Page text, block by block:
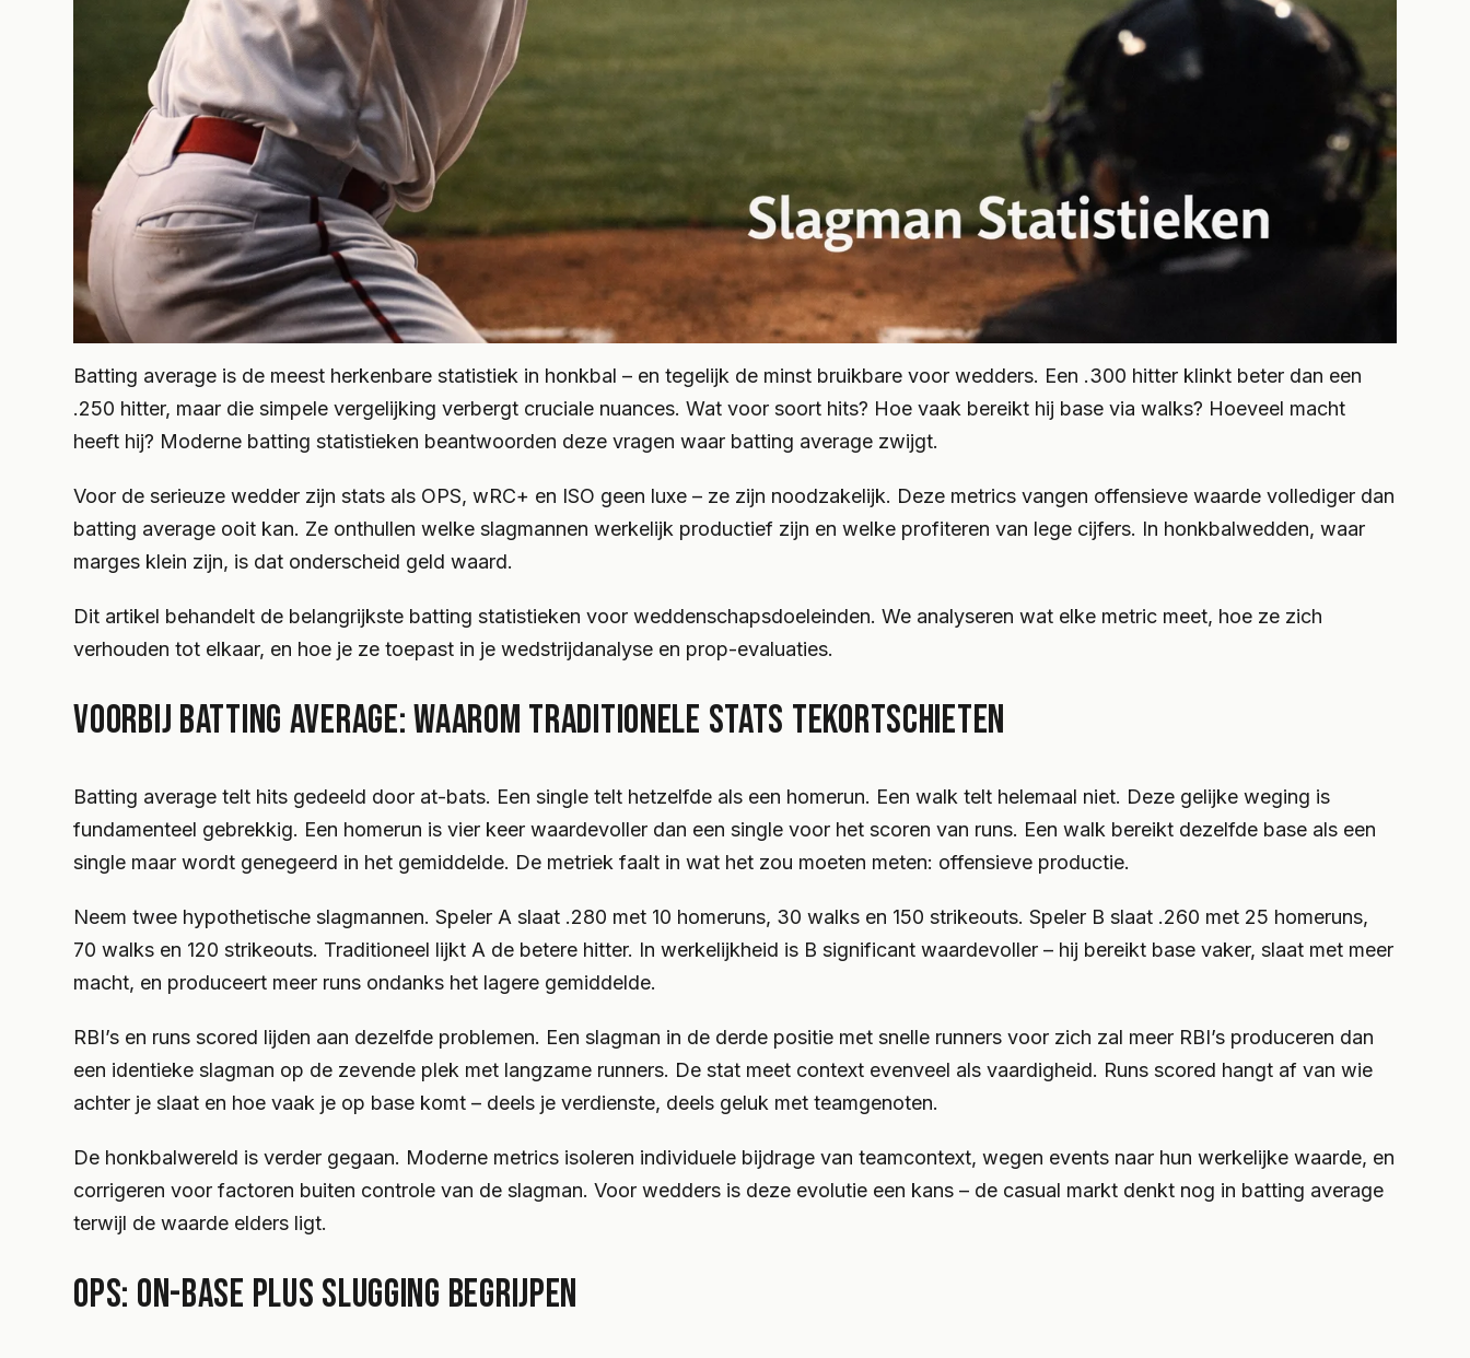
Batting average is de meest herkenbare statistiek in honkbal – en tegelijk de minst bruikbare voor wedders. Een .300 hitter klinkt beter dan een
.250 hitter, maar die simpele vergelijking verbergt cruciale nuances. Wat voor soort hits? Hoe vaak bereikt hij base via walks? Hoeveel macht
heeft hij? Moderne batting statistieken beantwoorden deze vragen waar batting average zwijgt.
Voor de serieuze wedder zijn stats als OPS, wRC+ en ISO geen luxe – ze zijn noodzakelijk. Deze metrics vangen offensieve waarde vollediger dan
batting average ooit kan. Ze onthullen welke slagmannen werkelijk productief zijn en welke profiteren van lege cijfers. In honkbalwedden, waar
marges klein zijn, is dat onderscheid geld waard.
Dit artikel behandelt de belangrijkste batting statistieken voor weddenschapsdoeleinden. We analyseren wat elke metric meet, hoe ze zich
verhouden tot elkaar, en hoe je ze toepast in je wedstrijdanalyse en prop-evaluaties.
VOORBIJ BATTING AVERAGE: WAAROM TRADITIONELE STATS TEKORTSCHIETEN
Batting average telt hits gedeeld door at-bats. Een single telt hetzelfde als een homerun. Een walk telt helemaal niet. Deze gelijke weging is
fundamenteel gebrekkig. Een homerun is vier keer waardevoller dan een single voor het scoren van runs. Een walk bereikt dezelfde base als een
single maar wordt genegeerd in het gemiddelde. De metriek faalt in wat het zou moeten meten: offensieve productie.
Neem twee hypothetische slagmannen. Speler A slaat .280 met 10 homeruns, 30 walks en 150 strikeouts. Speler B slaat .260 met 25 homeruns,
70 walks en 120 strikeouts. Traditioneel lijkt A de betere hitter. In werkelijkheid is B significant waardevoller – hij bereikt base vaker, slaat met meer
macht, en produceert meer runs ondanks het lagere gemiddelde.
RBI’s en runs scored lijden aan dezelfde problemen. Een slagman in de derde positie met snelle runners voor zich zal meer RBI’s produceren dan
een identieke slagman op de zevende plek met langzame runners. De stat meet context evenveel als vaardigheid. Runs scored hangt af van wie
achter je slaat en hoe vaak je op base komt – deels je verdienste, deels geluk met teamgenoten.
De honkbalwereld is verder gegaan. Moderne metrics isoleren individuele bijdrage van teamcontext, wegen events naar hun werkelijke waarde, en
corrigeren voor factoren buiten controle van de slagman. Voor wedders is deze evolutie een kans – de casual markt denkt nog in batting average
terwijl de waarde elders ligt.
OPS: ON-BASE PLUS SLUGGING BEGRIJPEN